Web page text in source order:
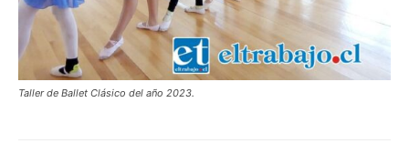
Taller de Ballet Clásico del año 2023.